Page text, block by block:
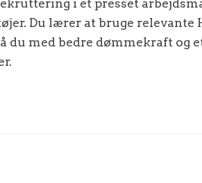
i et presset
Du lærer at bruge relevante
du med bedre dømmekraft